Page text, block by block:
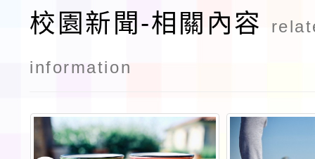
校園新聞-相關內容
information